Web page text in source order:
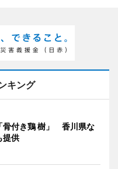
キング
骨付き鶏 樹」 香川県な
提供